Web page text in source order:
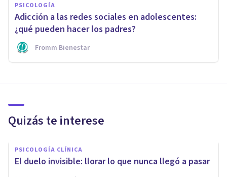
PSICOLOGÍA
Adicción a las redes sociales en adolescentes:
¿qué pueden hacer los padres?
Fromm Bienestar
Quizás te interese
PSICOLOGÍA CLÍNICA
El duelo invisible: llorar lo que nunca llegó a pasar